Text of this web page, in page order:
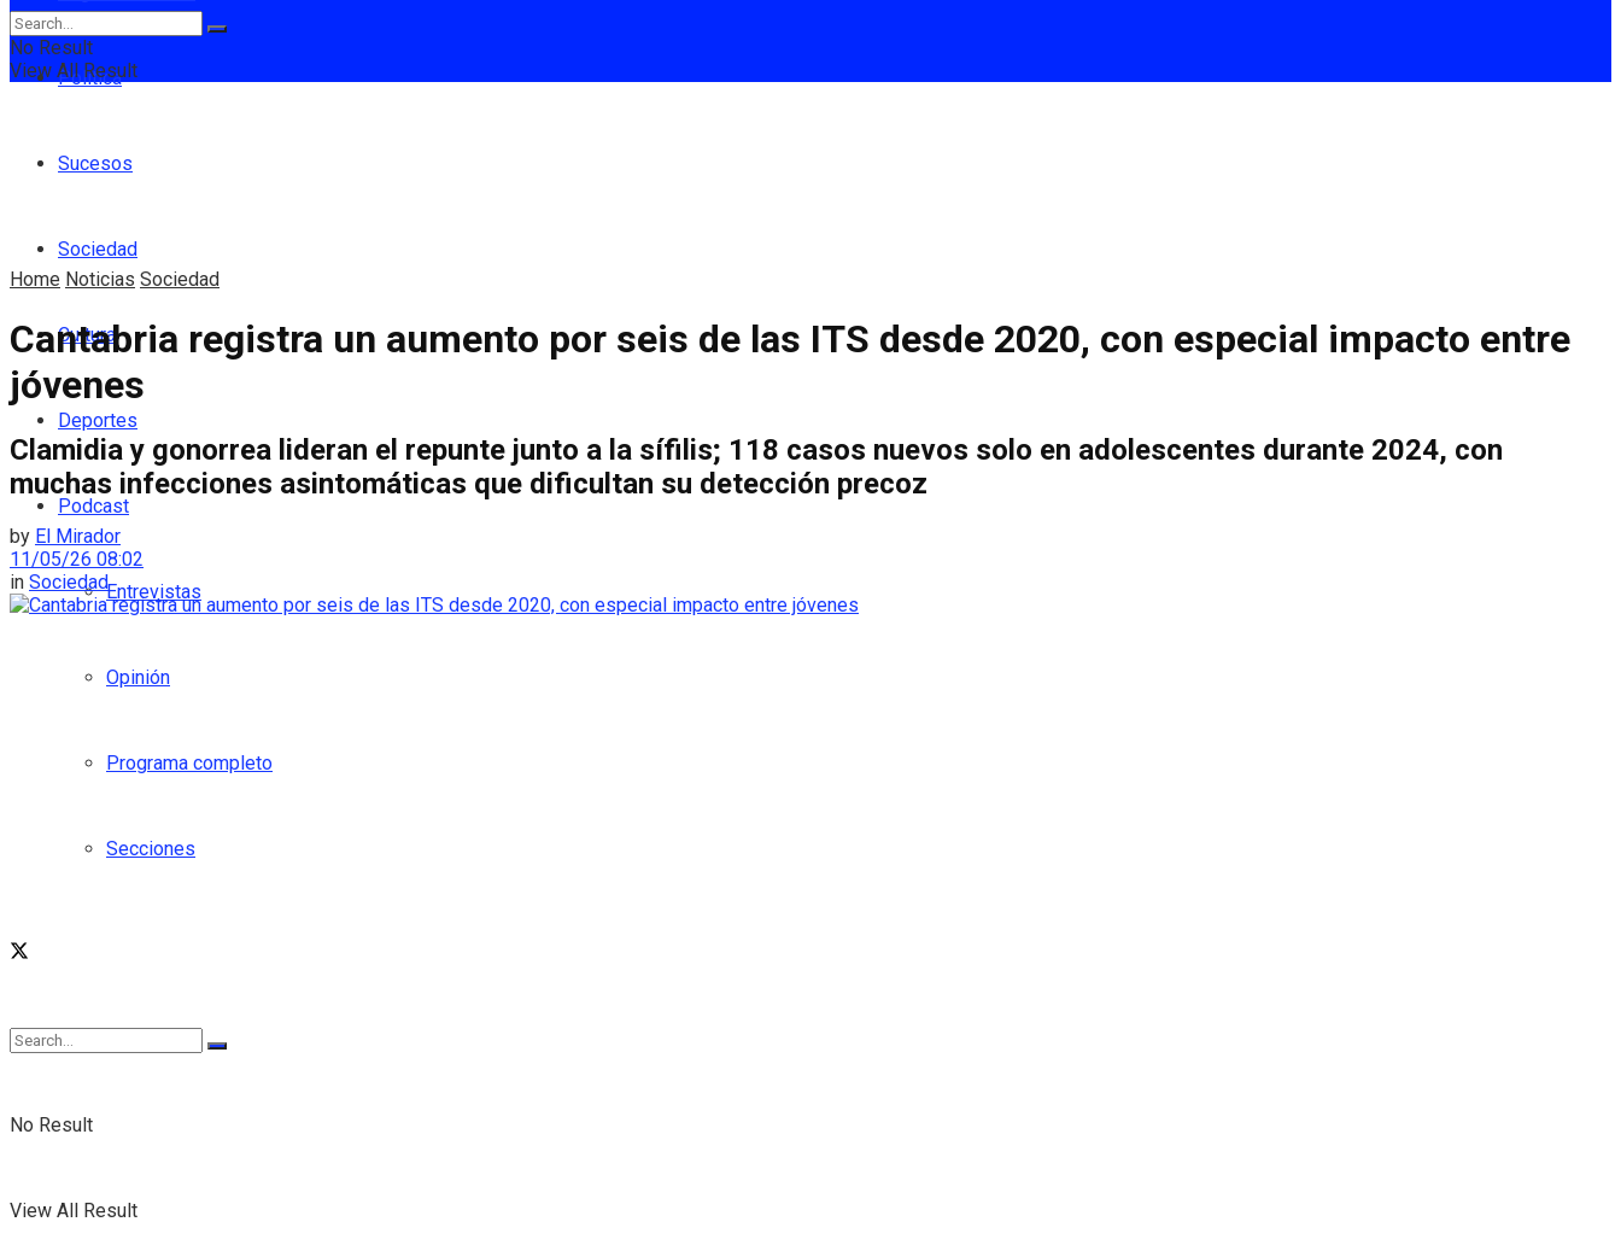
Política
Sucesos
Sociedad
Cultura
Deportes
Podcast
Entrevistas
Opinión
Programa completo
Secciones
No Result
View All Result
No Result
View All Result
Home Noticias Sociedad
Cantabria registra un aumento por seis de las ITS desde 2020, con especial impacto entre
jóvenes
Clamidia y gonorrea lideran el repunte junto a la sífilis; 118 casos nuevos solo en adolescentes durante 2024, con
muchas infecciones asintomáticas que dificultan su detección precoz
by El Mirador
11/05/26 08:02
in Sociedad